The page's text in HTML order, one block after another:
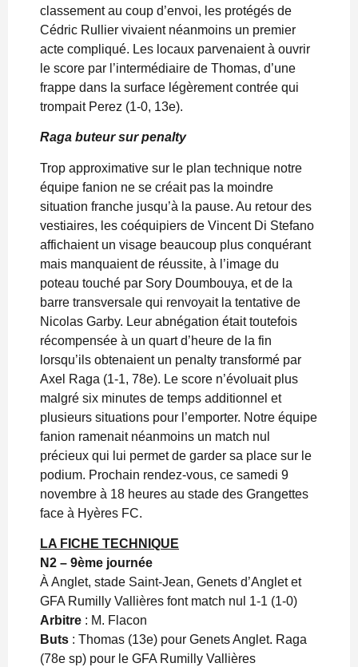
classement au coup d’envoi, les protégés de
Cédric Rullier vivaient néanmoins un premier
acte compliqué. Les locaux parvenaient à ouvrir
le score par l’intermédiaire de Thomas, d’une
frappe dans la surface légèrement contrée qui
trompait Perez (1-0, 13e).
Raga buteur sur penalty
Trop approximative sur le plan technique notre
équipe fanion ne se créait pas la moindre
situation franche jusqu’à la pause. Au retour des
vestiaires, les coéquipiers de Vincent Di Stefano
affichaient un visage beaucoup plus conquérant
mais manquaient de réussite, à l’image du
poteau touché par Sory Doumbouya, et de la
barre transversale qui renvoyait la tentative de
Nicolas Garby. Leur abnégation était toutefois
récompensée à un quart d’heure de la fin
lorsqu’ils obtenaient un penalty transformé par
Axel Raga (1-1, 78e). Le score n’évoluait plus
malgré six minutes de temps additionnel et
plusieurs situations pour l’emporter. Notre équipe
fanion ramenait néanmoins un match nul
précieux qui lui permet de garder sa place sur le
podium. Prochain rendez-vous, ce samedi 9
novembre à 18 heures au stade des Grangettes
face à Hyères FC.
LA FICHE TECHNIQUE
N2 – 9ème journée
À Anglet, stade Saint-Jean, Genets d’Anglet et
GFA Rumilly Vallières font match nul 1-1 (1-0)
Arbitre : M. Flacon
Buts : Thomas (13e) pour Genets Anglet. Raga
(78e sp) pour le GFA Rumilly Vallières